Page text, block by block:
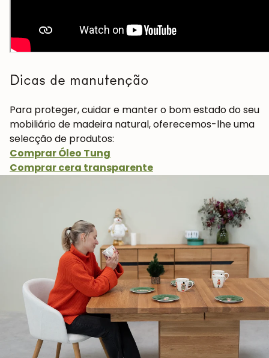
Dicas de manutenção
Para proteger, cuidar e manter o bom estado do seu
mobiliário de madeira natural, oferecemos-lhe uma
selecção de produtos:
Comprar Óleo Tung
Comprar cera transparente